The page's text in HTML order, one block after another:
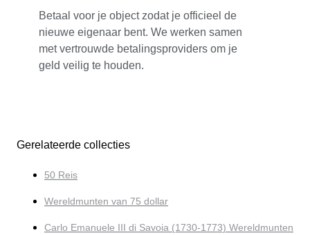
Betaal voor je object zodat je officieel de
nieuwe eigenaar bent. We werken samen
met vertrouwde betalingsproviders om je
geld veilig te houden.
Gerelateerde collecties
50 Reis
Wereldmunten van 75 dollar
Carlo Emanuele III di Savoia (1730-1773) Wereldmunten